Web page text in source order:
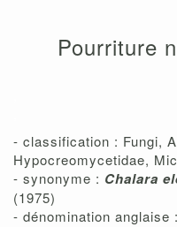
Pourriture
- classification : Fungi,
Hypocreomycetidae,
- synonyme : Chalara
(1975)
- dénomination anglaise :